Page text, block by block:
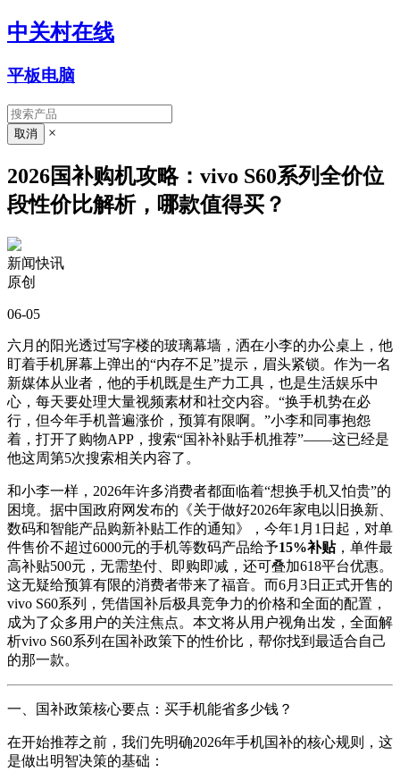
中关村在线
平板电脑
×
2026国补购机攻略：vivo S60系列全价位
段性价比解析，哪款值得买？
新闻快讯
原创
06-05
六月的阳光透过写字楼的玻璃幕墙，洒在小李的办公桌上，他
盯着手机屏幕上弹出的“内存不足”提示，眉头紧锁。作为一名
新媒体从业者，他的手机既是生产力工具，也是生活娱乐中
心，每天要处理大量视频素材和社交内容。“换手机势在必
行，但今年手机普遍涨价，预算有限啊。”小李和同事抱怨
着，打开了购物APP，搜索“国补补贴手机推荐”——这已经是
他这周第5次搜索相关内容了。
和小李一样，2026年许多消费者都面临着“想换手机又怕贵”的
困境。据中国政府网发布的《关于做好2026年家电以旧换新、
数码和智能产品购新补贴工作的通知》，今年1月1日起，对单
件售价不超过6000元的手机等数码产品给予15%补贴，单件最
高补贴500元，无需垫付、即购即减，还可叠加618平台优惠。
这无疑给预算有限的消费者带来了福音。而6月3日正式开售的
vivo S60系列，凭借国补后极具竞争力的价格和全面的配置，
成为了众多用户的关注焦点。本文将从用户视角出发，全面解
析vivo S60系列在国补政策下的性价比，帮你找到最适合自己
的那一款。
一、国补政策核心要点：买手机能省多少钱？
在开始推荐之前，我们先明确2026年手机国补的核心规则，这
是做出明智决策的基础：